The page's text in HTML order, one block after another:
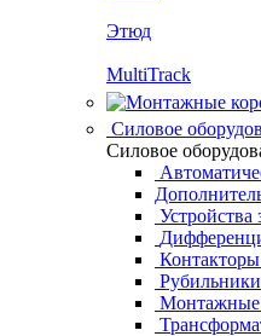
Этюд
MultiTrack
Силовое
Силовое
Рубильники
Монтажные